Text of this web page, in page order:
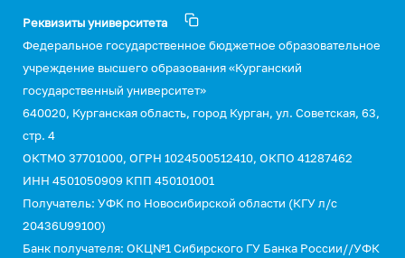
Реквизиты университета
Федеральное государственное бюджетное образовательное
учреждение высшего образования «Курганский
государственный университет»
640020, Курганская область, город Курган, ул. Советская, 63,
стр. 4
ОКТМО 37701000, ОГРН 1024500512410, ОКПО 41287462
ИНН 4501050909 КПП 450101001
Получатель: УФК по Новосибирской области (КГУ л/с
20436U99100)
Банк получателя: ОКЦ№1 Сибирского ГУ Банка России//УФК